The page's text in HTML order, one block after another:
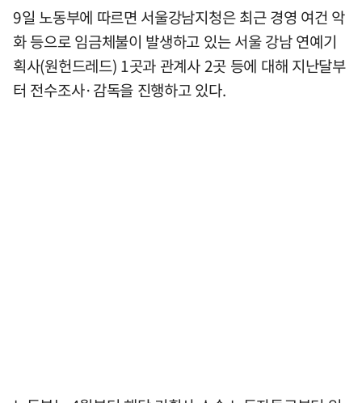
9일 노동부에 따르면 서울강남지청은 최근 경영 여건 악
화 등으로 임금체불이 발생하고 있는 서울 강남 연예기
획사(원헌드레드) 1곳과 관계사 2곳 등에 대해 지난달부
터 전수조사·감독을 진행하고 있다.